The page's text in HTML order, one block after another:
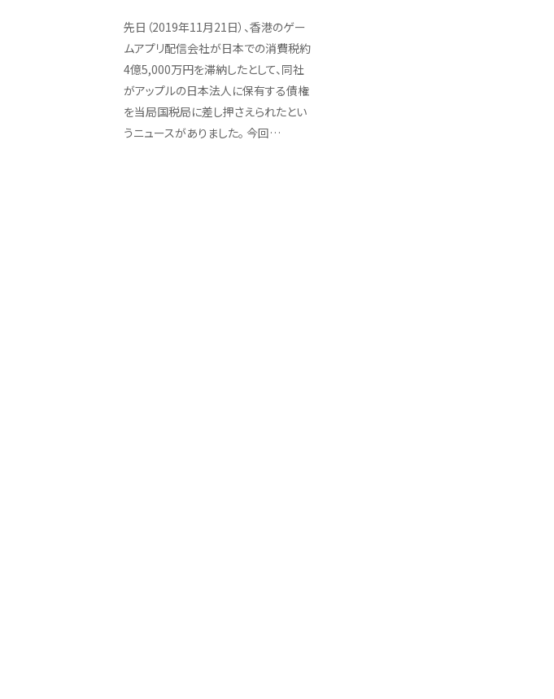
先日（2019年11月21日）、香港のゲー
ムアプリ配信会社が日本での消費税約
4億5,000万円を滞納したとして、同社
がアップルの日本法人に保有する債権
を当局国税局に差し押さえられたとい
うニュースがありました。 今回…